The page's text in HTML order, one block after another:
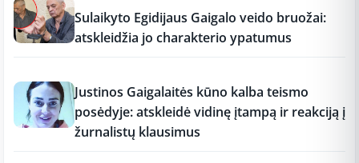
Sulaikyto Egidijaus Gaigalo veido bruožai:
atskleidžia jo charakterio ypatumus
Justinos Gaigalaitės kūno kalba teismo
posėdyje: atskleidė vidinę įtampą ir reakciją į
žurnalistų klausimus